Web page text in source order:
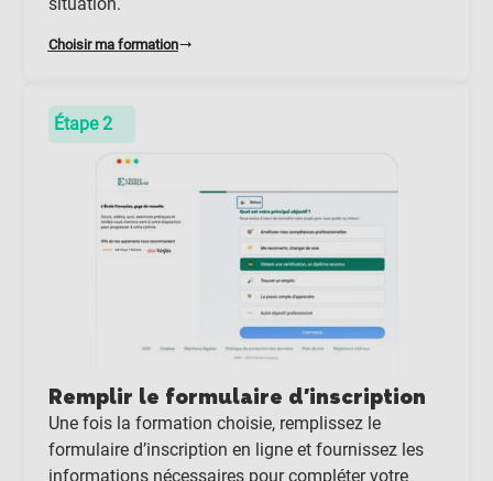
Choisir ma formation
Étape 2
Remplir le formulaire d'inscription
Une fois la formation choisie, remplissez le
formulaire d’inscription en ligne et fournissez les
informations nécessaires pour compléter votre